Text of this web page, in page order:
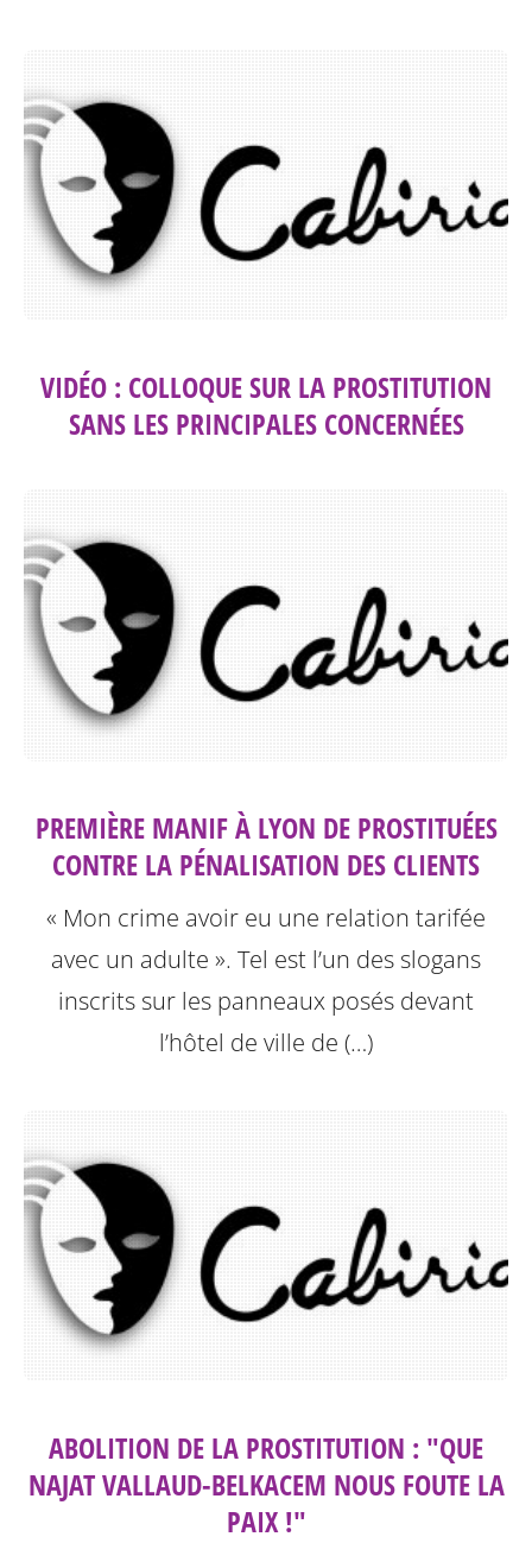
VIDÉO : COLLOQUE SUR LA PROSTITUTION
SANS LES PRINCIPALES CONCERNÉES
PREMIÈRE MANIF À LYON DE PROSTITUÉES
CONTRE LA PÉNALISATION DES CLIENTS
« Mon crime avoir eu une relation tarifée
avec un adulte ». Tel est l’un des slogans
inscrits sur les panneaux posés devant
l’hôtel de ville de (…)
ABOLITION DE LA PROSTITUTION : "QUE
NAJAT VALLAUD-BELKACEM NOUS FOUTE LA
PAIX !"